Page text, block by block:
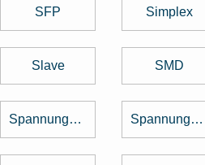
SFP Simplex
Slave SMD
Spannungsregler Spannungswandler